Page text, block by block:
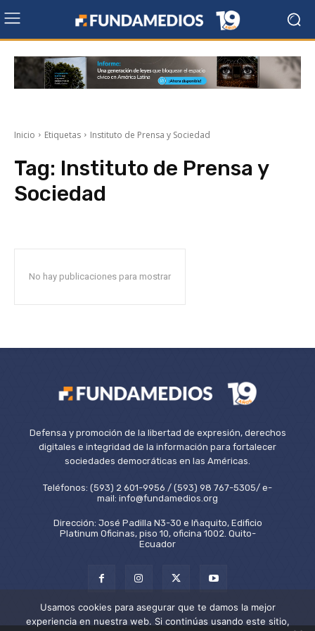
Inicio Etiquetas Instituto de Prensa y Sociedad
Tag: Instituto de Prensa y
Sociedad
No hay publicaciones para mostrar
Defensa y promoción de la libertad de expresión, derechos
digitales e integridad de la información para fortalecer
sociedades democráticas en las Américas.
Teléfonos: (593) 2 601-9956 / (593) 98 767-5305/ e-
mail: info@fundamedios.org
Dirección: José Padilla N3-30 e Iñaquito, Edificio
Platinum Oficinas, piso 10, oficina 1002. Quito-
Ecuador
Usamos cookies para asegurar que te damos la mejor
experiencia en nuestra web. Si continúas usando este sitio,